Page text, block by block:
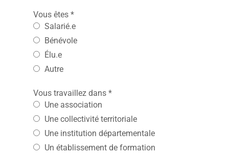
Vous êtes *
Salarié.e
Bénévole
Élu.e
Autre
Vous travaillez dans *
Une association
Une collectivité territoriale
Une institution départementale
Un établissement de formation